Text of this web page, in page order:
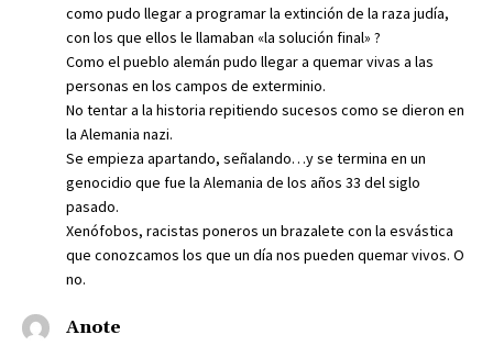
como pudo llegar a programar la extinción de la raza judía,
con los que ellos le llamaban «la solución final» ?
Como el pueblo alemán pudo llegar a quemar vivas a las
personas en los campos de exterminio.
No tentar a la historia repitiendo sucesos como se dieron en
la Alemania nazi.
Se empieza apartando, señalando…y se termina en un
genocidio que fue la Alemania de los años 33 del siglo
pasado.
Xenófobos, racistas poneros un brazalete con la esvástica
que conozcamos los que un día nos pueden quemar vivos. O
no.
Anote